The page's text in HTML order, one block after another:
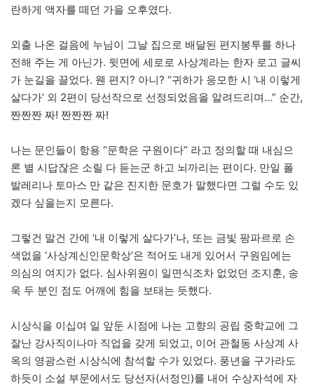
란하게 액자를 떼던 가을 오후였다.
외출 나온 걸음에 누님이 그날 집으로 배달된 편지봉투를 하나
전해 주는 게 아닌가. 뒷면에 세로로 사상계라는 한자 로고 글씨
가 눈길을 끌었다. 웬 편지? 아니? “귀하가 응모한 시 ‘내 이렇게
살다가’ 외 2편이 당선작으로 선정되었음을 알려드리며…” 순간,
짠짠짠 짜! 짠짠짠 짜!
나는 문인들이 항용 “문학은 구원이다” 라고 정의할 때 내심으
론 별 시답잖은 소릴 다 듣는군 하고 뇌까리는 편이다. 만일 폴
발레리나 토마스 만 같은 진지한 문호가 말했다면 그럴 수도 있
겠다 싶을는지 모른다.
그렇건 말건 간에 ‘내 이렇게 살다가’나, 또는 금빛 팡파르로 손
색없을 ‘사상계신인문학상’은 적어도 내게 있어서 구원임에는
의심의 여지가 없다. 심사위원이 일면식조차 없었던 조지훈, 송
욱 두 분인 점도 어깨에 힘을 보태는 듯했다.
시상식을 이십여 일 앞둔 시점에 나는 고향의 공립 중학교에 그
잘난 강사직이나마 직업을 갖게 되었고, 이어 관철동 사상계 사
옥의 영광스런 시상식에 참석할 수가 있었다. 풍년을 구가라도
하듯이 소설 부문에서도 당선자(서정인)를 내어 수상자석에 자